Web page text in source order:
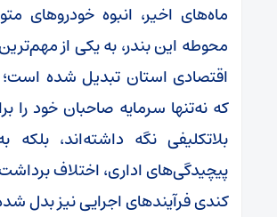
ماه‌های اخیر، انبوه خودروهای
محوطه این بندر، به یکی از
اقتصادی استان تبدیل شده است؛
که نه‌تنها سرمایه صاحبان خود را
بلاتکلیفی نگه داشته‌اند، بلکه
پیچیدگی‌های اداری، اختلاف
کندی فرآیندهای اجرایی نیز بدل